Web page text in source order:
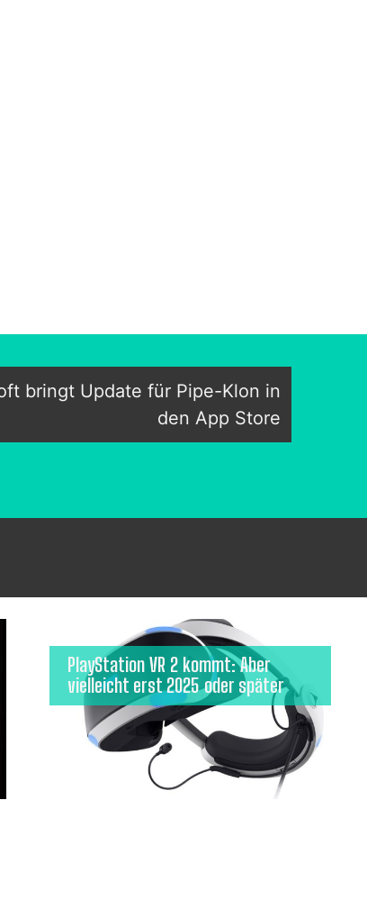
bringt Update für Pipe-Klon in
den App Store
PlayStation VR 2 kommt: Aber
vielleicht erst 2025 oder später